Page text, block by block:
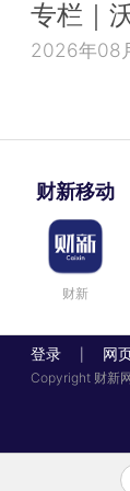
专栏｜
2026年08
财新移动
财新
登录 网
Copyright 财新